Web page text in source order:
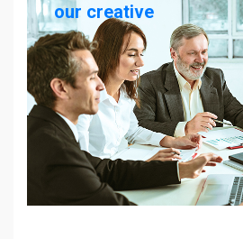
our creative